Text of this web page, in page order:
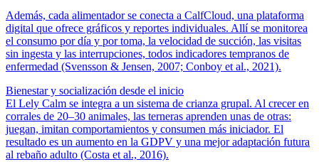
Además, cada alimentador se conecta a CalfCloud, una plataforma
digital que ofrece gráficos y reportes individuales. Allí se monitorea
el consumo por día y por toma, la velocidad de succión, las visitas
sin ingesta y las interrupciones, todos indicadores tempranos de
enfermedad (Svensson & Jensen, 2007; Conboy et al., 2021).
Bienestar y socialización desde el inicio
El Lely Calm se integra a un sistema de crianza grupal. Al crecer en
corrales de 20–30 animales, las terneras aprenden unas de otras:
juegan, imitan comportamientos y consumen más iniciador. El
resultado es un aumento en la GDPV y una mejor adaptación futura
al rebaño adulto (Costa et al., 2016).